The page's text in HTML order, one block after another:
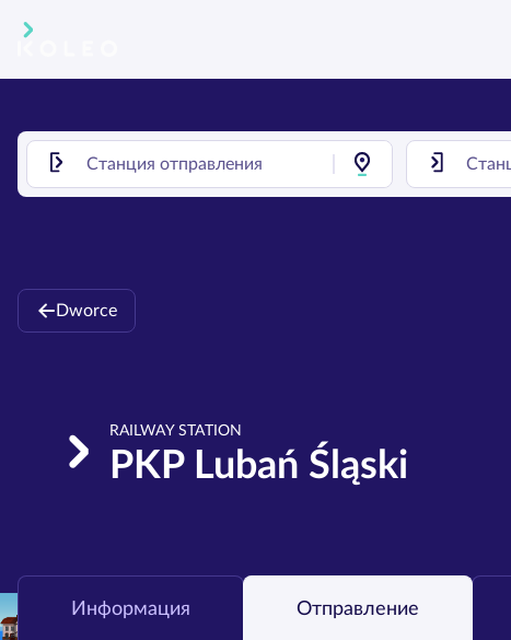
Dworce
RAILWAY STATION
PKP Lubań Śląski
Информация Отправление